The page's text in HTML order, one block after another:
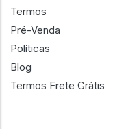
Termos
Pré-Venda
Políticas
Blog
Termos Frete Grátis